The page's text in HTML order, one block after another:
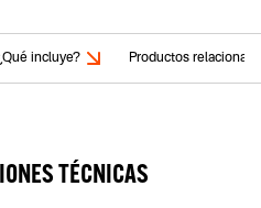
incluye? Productos
TÉCNICAS